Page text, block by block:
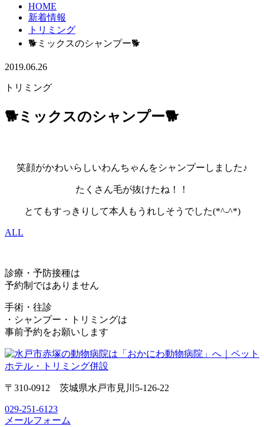
HOME
新着情報
トリミング
🐕ミックスのシャンプー🐕
2019.06.26
トリミング
🐕ミックスのシャンプー🐕
笑顔がかわいらしいわんちゃんをシャンプーしました♪
たくさん毛が抜けたね！！
とてもすっきりして本人もうれしそうでした(*^-^*)
ALL
診療・予防接種は
予約制ではありません
手術・往診
・シャンプー・トリミングは
事前予約をお願いします
〒310-0912 茨城県水戸市見川5-126-22
029-251-6123
メールフォーム